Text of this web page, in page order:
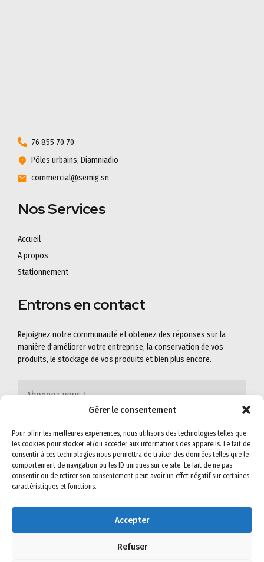
Gérer le consentement
Pour offrir les meilleures expériences, nous utilisons des technologies telles que
les cookies pour stocker et/ou accéder aux informations des appareils. Le fait de
consentir à ces technologies nous permettra de traiter des données telles que le
comportement de navigation ou les ID uniques sur ce site. Le fait de ne pas
consentir ou de retirer son consentement peut avoir un effet négatif sur certaines
caractéristiques et fonctions.
Accepter
Refuser
76 855 70 70
Pôles urbains, Diamniadio
commercial@semig.sn
Nos Services
Accueil
A propos
Stationnement
Entrons en contact
Rejoignez notre communauté et obtenez des réponses sur la
manière d’améliorer votre entreprise, la conservation de vos
produits, le stockage de vos produits et bien plus encore.
. All rights reserved. Read our